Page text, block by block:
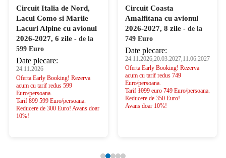
Circuit Italia de Nord,
Lacul Como si Marile
Lacuri Alpine cu avionul
2026-2027, 6 zile - de la
599 Euro
Date plecare:
24.11.2026
Oferta Early Booking! Rezerva
acum cu tarif redus 599
Euro/persoana.
Tarif 899 599 Euro/persoana.
Reducere de 300 Euro! Avans doar
10%!
Circuit Coasta
Amalfitana cu avionul
2026-2027, 8 zile - de la
749 Euro
Date plecare:
24.11.2026,20.03.2027,11.06.2027
Oferta Early Booking! Rezerva
acum cu tarif redus 749
Euro/persoana.
Tarif 1099 euro 749 Euro/persoana.
Reducere de 350 Euro!
Avans doar 10%!